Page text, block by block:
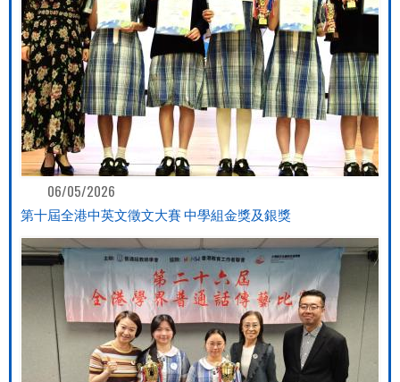
06/05/2026
第十屆全港中英文徵文大賽 中學組金獎及銀獎